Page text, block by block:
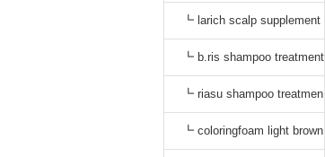
┗ larich scalp supplement
_定期
┗ b.ris shampoo treatment
セット_定期
┗ riasu shampoo treatmen
t セット_定期
┗ coloringfoam light brown